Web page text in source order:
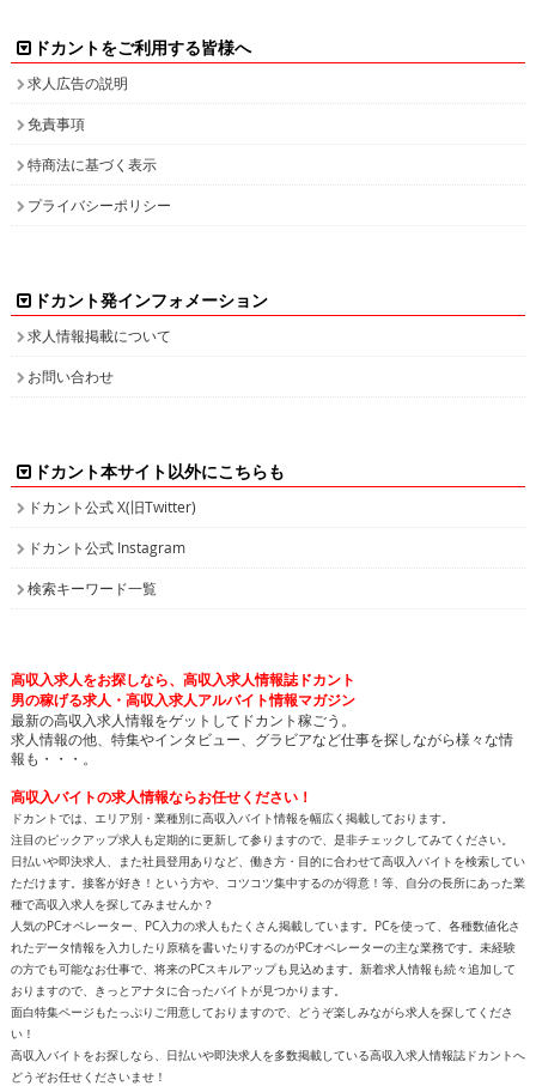
ドカントをご利用する皆様へ
求人広告の説明
免責事項
特商法に基づく表示
プライバシーポリシー
ドカント発インフォメーション
求人情報掲載について
お問い合わせ
ドカント本サイト以外にこちらも
ドカント公式 X(旧Twitter)
ドカント公式 Instagram
検索キーワード一覧
高収入求人をお探しなら、高収入求人情報誌ドカント
男の稼げる求人・高収入求人アルバイト情報マガジン
最新の高収入求人情報をゲットしてドカント稼ごう。
求人情報の他、特集やインタビュー、グラビアなど仕事を探しながら様々な情
報も・・・。
高収入バイトの求人情報ならお任せください！
ドカントでは、エリア別・業種別に高収入バイト情報を幅広く掲載しております。
注目のピックアップ求人も定期的に更新して参りますので、是非チェックしてみてください。
日払いや即決求人、また社員登用ありなど、働き方・目的に合わせて高収入バイトを検索してい
ただけます。接客が好き！という方や、コツコツ集中するのが得意！等、自分の長所にあった業
種で高収入求人を探してみませんか？
人気のPCオペレーター、PC入力の求人もたくさん掲載しています。PCを使って、各種数値化さ
れたデータ情報を入力したり原稿を書いたりするのがPCオペレーターの主な業務です。未経験
の方でも可能なお仕事で、将来のPCスキルアップも見込めます。新着求人情報も続々追加して
おりますので、きっとアナタに合ったバイトが見つかります。
面白特集ページもたっぷりご用意しておりますので、どうぞ楽しみながら求人を探してくださ
い！
高収入バイトをお探しなら、日払いや即決求人を多数掲載している高収入求人情報誌ドカントへ
どうぞお任せくださいませ！